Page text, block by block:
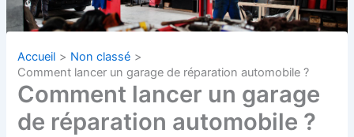
Accueil
Non classé
Comment lancer un garage de réparation automobile ?
Comment lancer un garage
de réparation automobile ?